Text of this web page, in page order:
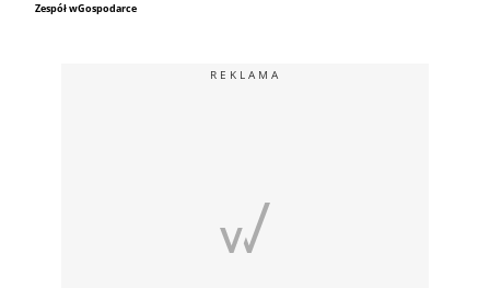
Zespół wGospodarce
REKLAMA